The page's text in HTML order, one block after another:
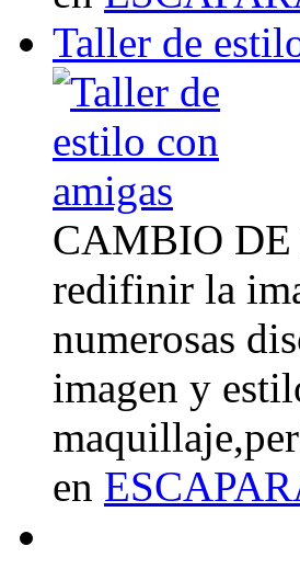
Taller de
CAMBIO DE
redifinir la
numerosas
imagen y
en